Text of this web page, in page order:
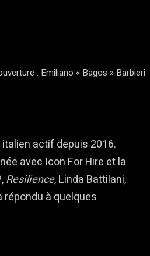
: Emiliano « Bagos » Barbieri
actif depuis 2016.
avec Icon For Hire et la
Resilience, Linda Battilani,
répondu à quelques